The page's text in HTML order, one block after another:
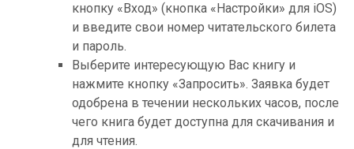
кнопку «Вход» (кнопка «Настройки» для iOS)
и введите свои номер читательского билета
и пароль.
Выберите интересующую Вас книгу и
нажмите кнопку «Запросить». Заявка будет
одобрена в течении нескольких часов, после
чего книга будет доступна для скачивания и
для чтения.